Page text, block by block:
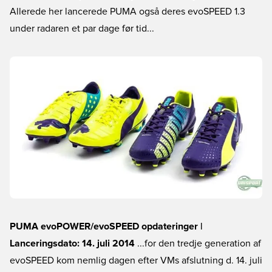
Allerede her lancerede PUMA også deres evoSPEED 1.3
under radaren et par dage før tid...
PUMA evoPOWER/evoSPEED opdateringer |
Lanceringsdato: 14. juli 2014 ...for den tredje generation af
evoSPEED kom nemlig dagen efter VMs afslutning d. 14. juli